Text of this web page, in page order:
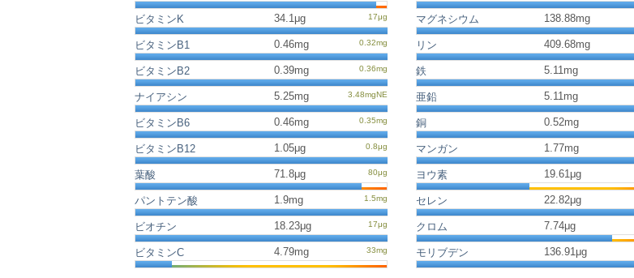
ビタミンK 34.1μg
ビタミンB1 0.46mg
ビタミンB2 0.39mg
ナイアシン 5.25mg
ビタミンB6 0.46mg
ビタミンB12 1.05μg
葉酸 71.8μg
パントテン酸 1.9mg
ビオチン 18.23μg
ビタミンC 4.79mg
マグネシウム 138.88mg
リン 409.68mg
鉄 5.11mg
亜鉛 5.11mg
銅 0.52mg
マンガン 1.77mg
ヨウ素 19.61μg
セレン 22.82μg
クロム 7.74μg
モリブデン 136.91μg